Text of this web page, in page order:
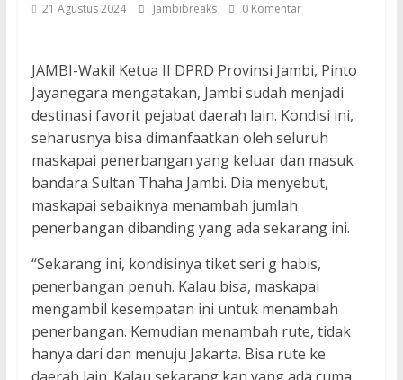
21 Agustus 2024 Jambibreaks 0 Komentar
JAMBI-Wakil Ketua II DPRD Provinsi Jambi, Pinto
Jayanegara mengatakan, Jambi sudah menjadi
destinasi favorit pejabat daerah lain. Kondisi ini,
seharusnya bisa dimanfaatkan oleh seluruh
maskapai penerbangan yang keluar dan masuk
bandara Sultan Thaha Jambi. Dia menyebut,
maskapai sebaiknya menambah jumlah
penerbangan dibanding yang ada sekarang ini.
“Sekarang ini, kondisinya tiket seri g habis,
penerbangan penuh. Kalau bisa, maskapai
mengambil kesempatan ini untuk menambah
penerbangan. Kemudian menambah rute, tidak
hanya dari dan menuju Jakarta. Bisa rute ke